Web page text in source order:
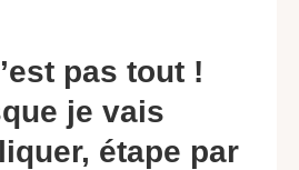
pas tout !
je vais
étape par